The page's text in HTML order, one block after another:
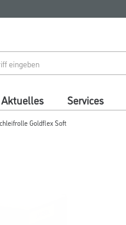
Aktuelles Services
Goldflex Soft